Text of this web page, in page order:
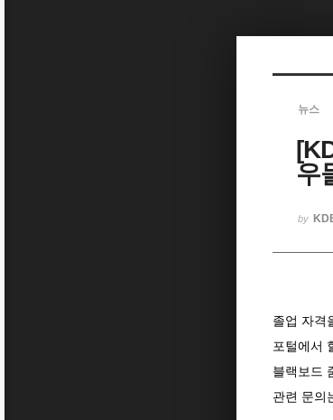
뉴스
우
by
졸업 자격
포털에서
블랙보드
관련 문의
Sketchbook5, 스케치북5
Sketchbook5, 스케치북5